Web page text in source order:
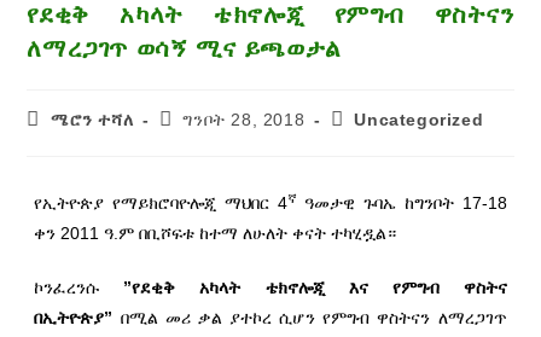
የደቂቅ አካላት ቴክኖሎጂ የምግብ ዋስትናን
ለማረጋገጥ ወሳኝ ሚና ይጫወታል
ሜሮን ተሻለ ግንቦት 28, 2018 Uncategorized
የኢትዮጵያ የማይክሮባዮሎጂ ማህበር 4ኛ
ዓመታዊ ጉባኤ ከግንቦት 17-18
ቀን 2011 ዓ.ም በቢሾፍቱ ከተማ ለሁለት ቀናት ተካሂዷል።
ኮንፈረንሱ ”የደቂቅ አካላት ቴክኖሎጂ እና የምግብ ዋስትና
በኢትዮጵያ” በሚል መሪ ቃል ያተኮረ ሲሆን የምግብ ዋስትናን ለማረጋገጥ